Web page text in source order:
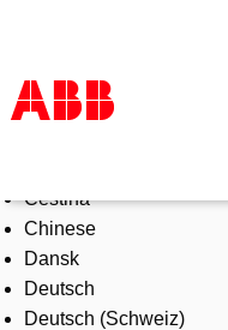
Products & Solutions
Industries
Services
About us
Where to buy
Čeština
Chinese
Dansk
Deutsch
Deutsch (Schweiz)